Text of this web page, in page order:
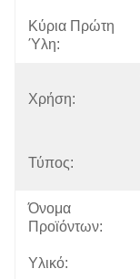
Κύρια Πρώτη
Ύλη:
Χρήση:
Τύπος:
Όνομα
Προϊόντων:
Υλικό: